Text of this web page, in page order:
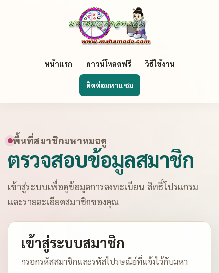
หน้าแรก ดาวน์โหลดฟรี วิธีใช้งาน
ติดต่อมหาแซม
พื้นที่สมาชิกมหาหมอดู
ตรวจสอบข้อมูลสมาชิก
เข้าสู่ระบบเพื่อดูข้อมูลการลงทะเบียน สิทธิ์โปรแกรม
และรายละเอียดสมาชิกของคุณ
เข้าสู่ระบบสมาชิก
กรอกรหัสสมาชิกและรหัสไปรษณีย์ที่แจ้งไว้กับมหา